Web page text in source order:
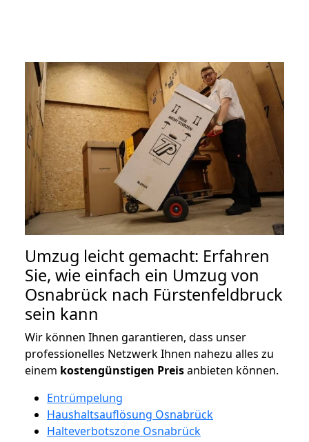
Umzug leicht gemacht: Erfahren
Sie, wie einfach ein Umzug von
Osnabrück nach Fürstenfeldbruck
sein kann
Wir können Ihnen garantieren, dass unser
professionelles Netzwerk Ihnen nahezu alles zu
einem kostengünstigen Preisanbieten können.
Entrümpelung
Haushaltsauflösung Osnabrück
Halteverbotszone Osnabrück